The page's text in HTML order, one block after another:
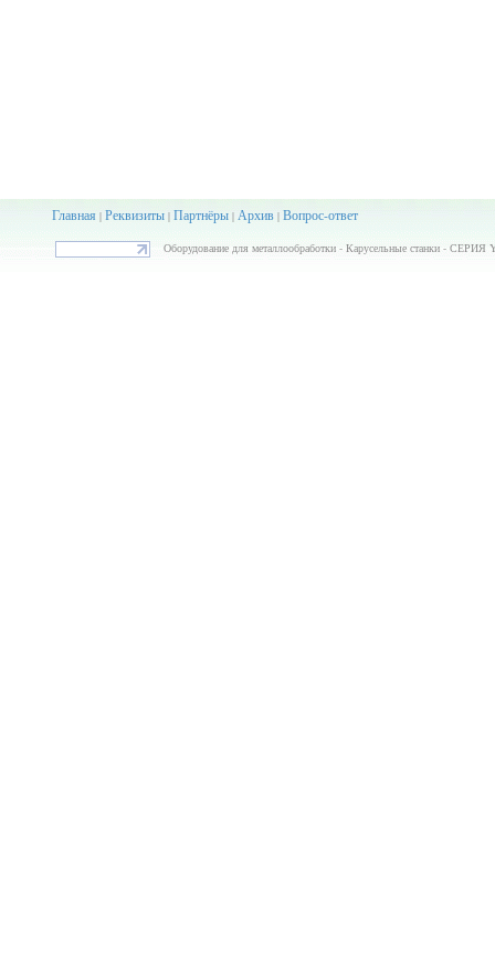
Главная| Реквизиты| Партнёры| Архив| Вопрос-ответ
Оборудование для металлообработки - Карусельные станки -